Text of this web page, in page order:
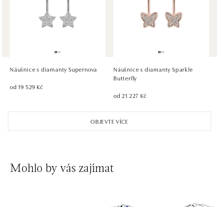
dnes otevřeno do 21:00
Pribinova 8, 811 09 Bratislava
dnes otevřeno do 21:00
OBJEVTE VÍCE
Náušnice s diamanty Supernova
od 19 529 Kč
Náušnice s diamanty Sparkle
Butterfly
od 21 227 Kč
Mohlo by vás zajímat